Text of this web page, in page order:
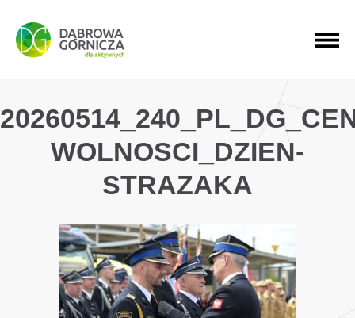
PRZEJDŹ DO MENU GŁÓWNEGO
PRZEJDŹ DO WYSZUKIWARKI
PRZEJDŹ DO TREŚCI
WOLNOSCI_DZIEN-
STRAZAKA